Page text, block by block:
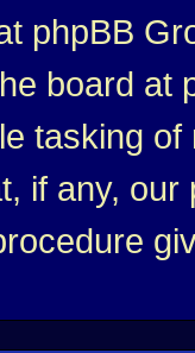
phpBB
board at
tasking
if any,